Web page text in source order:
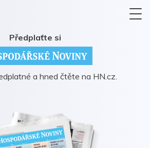
Předplaťte si
a hned čtěte na HN.cz.